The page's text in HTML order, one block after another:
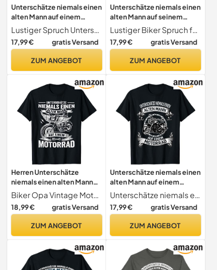
Unterschätze niemals einen
alten Mann auf einem
Motorrad T-Shirt
Lustiger Spruch Unterschätze niemals einen alten Mann auf einem Motorrad. Witziges Motorrad Motiv für Motorradfahrer die schon etwas älter sind und ein gehobenes Alter haben. Ideal für alte Männer und Rentner die sich gerne auf ihren Feuerstuhl schwingen.
17,99 € gratis Versand
ZUM ANGEBOT
Unterschätze niemals einen
alten Mann auf seinem
Motorrad T-Shirt
Lustiger Biker Spruch für den alten Mann
17,99 € gratis Versand
ZUM ANGEBOT
Herren Unterschätze
niemals einen alten Mann
auf einem Motorrad T-ShirtBiker Opa Vintage Motorradfahrer Motiv
18,99 € gratis Versand
ZUM ANGEBOT
Unterschätze niemals einen
alten Mann auf einem
Motorrad T-Shirt
Unterschätze niemals einen alten Mann. Lustiger Spruch mit Motorrad Design ideal für Motorradfahrer und Biker. Männer, Väter, Opa, Rentner die leidenschaftlich mit Ihrer Maschine über die Landstraßen und Kurven touren an der west coast oder der Route 66.
17,99 € gratis Versand
ZUM ANGEBOT